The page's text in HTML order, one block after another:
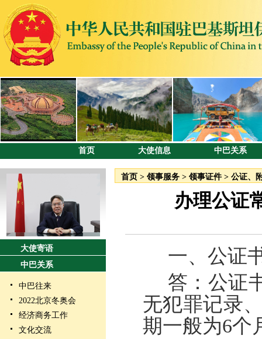
首页 大使信息 中巴关系
大使寄语
中巴关系
中巴往来
2022北京冬奥会
经济商务工作
文化交流
首页 > 领事服务 > 领事证件> 公证、
办理公证
一、公证
答：公证
无犯罪记录
期一般为6个